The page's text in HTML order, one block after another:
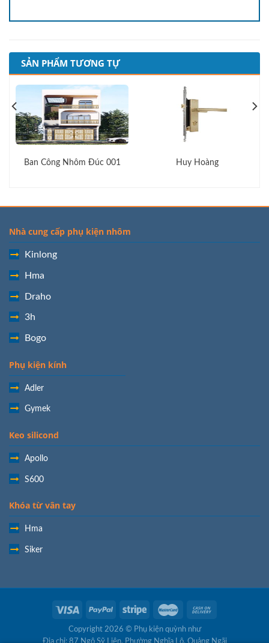
SẢN PHẨM TƯƠNG TỰ
Ban Công Nhôm Đúc 001 Huy Hoàng
Nhà cung cấp phụ kiện nhôm
Kinlong
Hma
Draho
3h
Bogo
Phụ kiện kính
Adler
Gymek
Keo silicond
Apollo
S600
Khóa từ vân tay
Hma
Siker
Copyright 2026 © Phụ kiện quỳnh như
Địa chỉ: 87 Ngô Sỹ Liên, Phường Nghĩa Lộ, Quảng Ngãi